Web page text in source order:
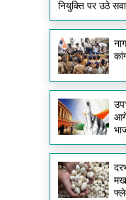
नियुक्ति पर उठे